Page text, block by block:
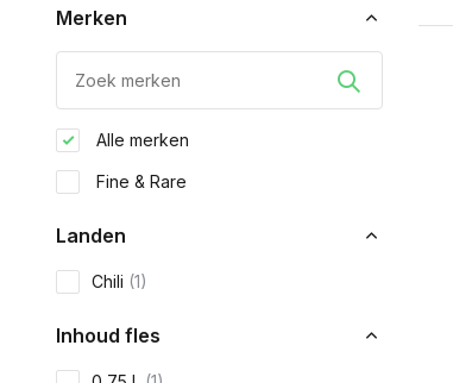
Merken
Alle merken
Fine & Rare
Landen
Chili (1)
Inhoud fles